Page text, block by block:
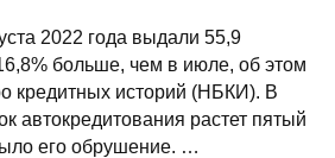
2022 года выдали 55,9
больше, чем в июле, об этом
кредитных историй (НБКИ). В
автокредитования растет пятый
его обрушение. …